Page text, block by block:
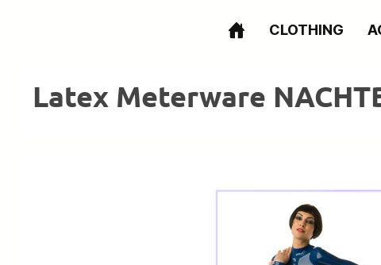
CLOTHING
Latex Meterware